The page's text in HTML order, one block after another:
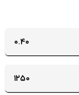
۰.۴۰
۱۲۵۰